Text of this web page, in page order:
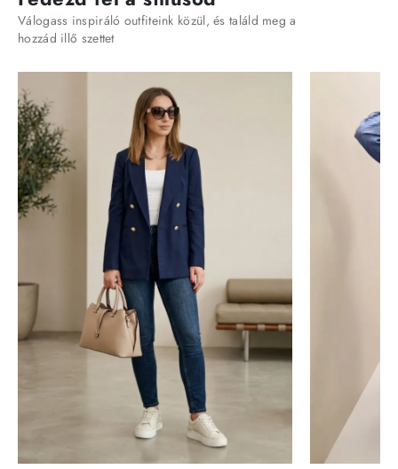
Válogass inspiráló outfiteink közül, és találd meg a
hozzád illő szettet